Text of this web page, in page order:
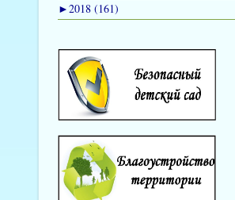
►2018 (161)